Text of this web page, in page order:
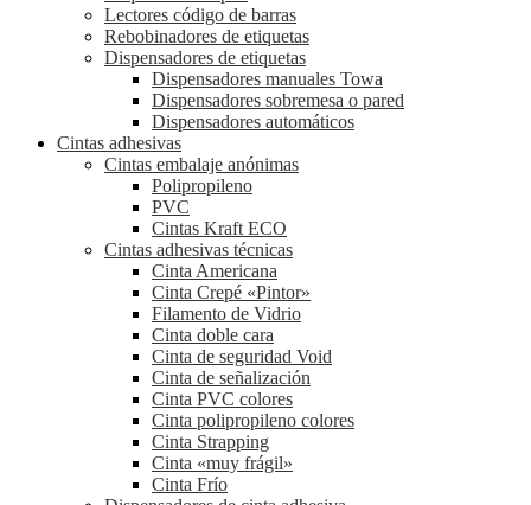
Lectores código de barras
Rebobinadores de etiquetas
Dispensadores de etiquetas
Dispensadores manuales Towa
Dispensadores sobremesa o pared
Dispensadores automáticos
Cintas adhesivas
Cintas embalaje anónimas
Polipropileno
PVC
Cintas Kraft ECO
Cintas adhesivas técnicas
Cinta Americana
Cinta Crepé «Pintor»
Filamento de Vidrio
Cinta doble cara
Cinta de seguridad Void
Cinta de señalización
Cinta PVC colores
Cinta polipropileno colores
Cinta Strapping
Cinta «muy frágil»
Cinta Frío